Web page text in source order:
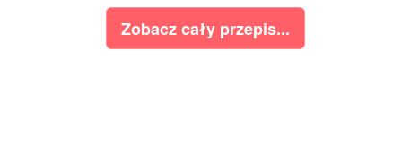
Zobacz cały przepis...